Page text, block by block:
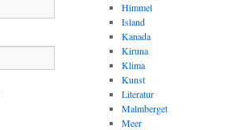
Himmel
Island
Kanada
Kiruna
Klima
Kunst
Literatur
Malmberget
Meer